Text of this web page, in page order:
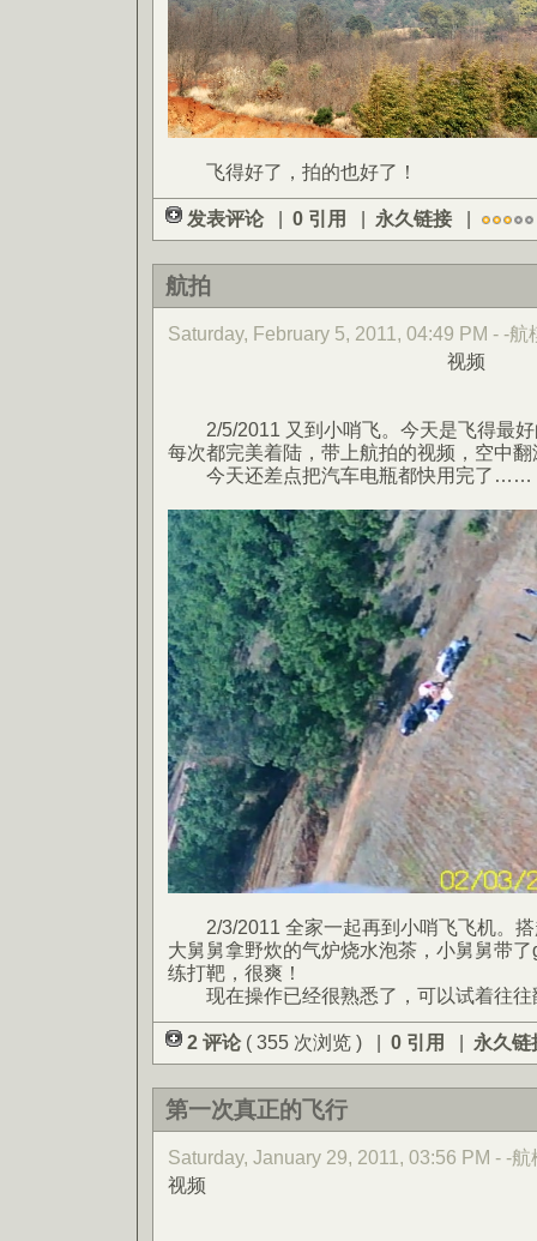
飞得好了，拍的也好了！
发表评论 | 0 引用 | 永久链接 |
航拍
Saturday, February 5, 2011, 04:49 PM - -航
视频
2/5/2011 又到小哨飞。今天是飞得最好
每次都完美着陆，带上航拍的视频，空中
今天还差点把汽车电瓶都快用完了……
2/3/2011 全家一起再到小哨飞飞机。搭
大舅舅拿野炊的气炉烧水泡茶，小舅舅带
练打靶，很爽！
现在操作已经很熟悉了，可以试着往往
2 评论 ( 355 次浏览 ) | 0 引用 | 永久链
第一次真正的飞行
Saturday, January 29, 2011, 03:56 PM - -航
视频